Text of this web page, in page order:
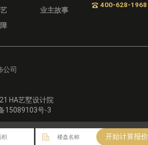
业主故事
400-628-1968
公司
HA艺墅设计院
15089103号-3
开始计算报价